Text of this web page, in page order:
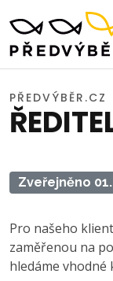
PŘEDVÝBĚR.CZ
Zveřejněno
Pro našeho
zaměřenou na
hledáme vhodné